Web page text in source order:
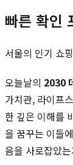
빠른 확인
서울의 인기 쇼
오늘날의 2030
가치관, 라이프
한 깊은 이해를
을 꿈꾸는 이들
음을 사로잡았